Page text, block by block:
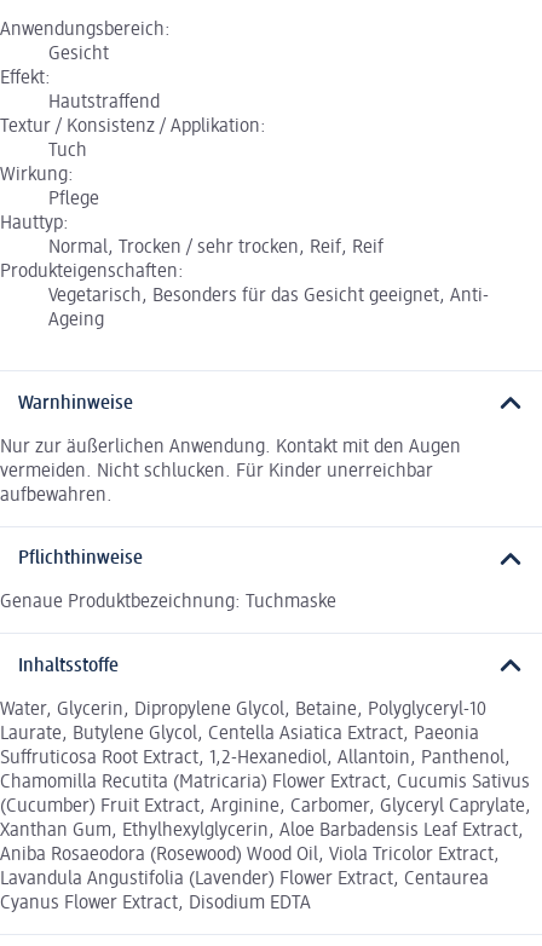
Anwendungsbereich:
Gesicht
Effekt:
Hautstraffend
Textur / Konsistenz / Applikation:
Tuch
Wirkung:
Pflege
Hauttyp:
Normal, Trocken / sehr trocken, Reif, Reif
Produkteigenschaften:
Vegetarisch, Besonders für das Gesicht geeignet, Anti-
Ageing
Warnhinweise
Nur zur äußerlichen Anwendung. Kontakt mit den Augen
vermeiden. Nicht schlucken. Für Kinder unerreichbar
aufbewahren.
Pflichthinweise
Genaue Produktbezeichnung: Tuchmaske
Inhaltsstoffe
Water, Glycerin, Dipropylene Glycol, Betaine, Polyglyceryl-10
Laurate, Butylene Glycol, Centella Asiatica Extract, Paeonia
Suffruticosa Root Extract, 1,2-Hexanediol, Allantoin, Panthenol,
Chamomilla Recutita (Matricaria) Flower Extract, Cucumis Sativus
(Cucumber) Fruit Extract, Arginine, Carbomer, Glyceryl Caprylate,
Xanthan Gum, Ethylhexylglycerin, Aloe Barbadensis Leaf Extract,
Aniba Rosaeodora (Rosewood) Wood Oil, Viola Tricolor Extract,
Lavandula Angustifolia (Lavender) Flower Extract, Centaurea
Cyanus Flower Extract, Disodium EDTA